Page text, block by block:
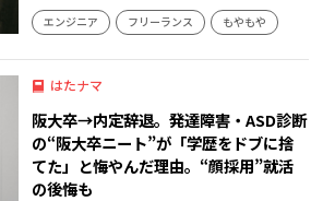
エンジニア フリーランス もやもや
はたナマ
阪大卒→内定辞退。発達障害・ASD診断
の“阪大卒ニート”が「学歴をドブに捨
てた」と悔やんだ理由。“顔採用”就活
の後悔も